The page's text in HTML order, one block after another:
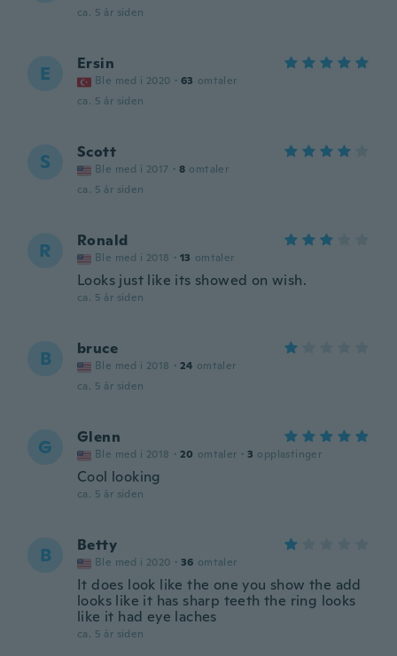
ca. 5 år siden
E Ersin
Ble med i 2020 · 63 omtaler
ca. 5 år siden
S Scott
Ble med i 2017 · 8 omtaler
ca. 5 år siden
R Ronald
Ble med i 2018 · 13 omtaler
Looks just like its showed on wish.
ca. 5 år siden
B bruce
Ble med i 2018 · 24 omtaler
ca. 5 år siden
G Glenn
Ble med i 2018 · 20 omtaler · 3 opplastinger
Cool looking
ca. 5 år siden
B Betty
Ble med i 2020 · 36 omtaler
It does look like the one you show the add
looks like it has sharp teeth the ring looks
like it had eye laches
ca. 5 år siden